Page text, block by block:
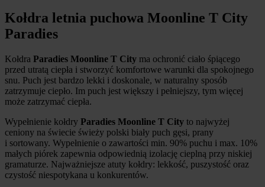
Kołdra letnia puchowa Moonline T City
Paradies
Kołdra Paradies Moonline T City ma ochronić ciało śpiącego
przed utratą ciepła i stworzyć komfortowe warunki dla spokojnego
snu. Puch jest bardzo lekki i doskonale, w naturalny sposób
zatrzymuje ciepło. Im puch jest większy i pełniejszy, tym więcej
może zatrzymać ciepła.
Wypełnienie kołdry Paradies Moonline T City to najwyżej
ceniony na świecie świeży polski biały puch gęsi, prany
i sortowany. Wypełnienie o zawartości min. 90% puchu i max. 10%
małych piórek zapewnia odpowiednią izolację cieplną przy niskiej
gramaturze. Najważniejsze atuty kołdry: lekkość, puszystość oraz
czystość niespotykana u konkurentów.